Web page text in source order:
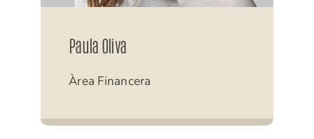
Paula Oliva
Àrea Financera